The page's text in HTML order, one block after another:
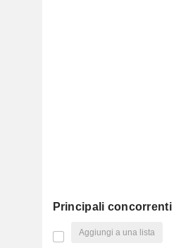
Principali concorrenti
Aggiungi a una lista